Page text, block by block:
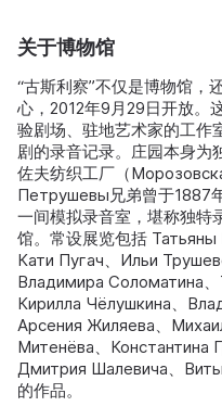
关于博物馆
“古斯利察”不仅是博物馆，
心，2012年9月29日开放。
验剧场、驻地艺术家的工作
剧的录音记录。庄园本身为
佐夫纺织工厂（
Петрушевы兄弟曾于1887
一间模拟录音室，堪称独特
馆。常设展览包括 Татьяны
Кати Пугач、Ильи
Владимира Соломатина
Кирилла Чёлушкина、
Арсения Жиляева、
Митенёва、Константина
Дмитрия Шалевича、
的作品。